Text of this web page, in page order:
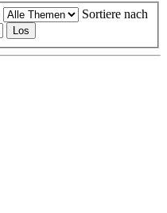
Sortiere nach